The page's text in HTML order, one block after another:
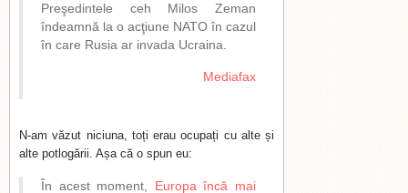
Preşedintele ceh Milos Zeman
îndeamnă la o acţiune NATO în cazul
în care Rusia ar invada Ucraina.
Mediafax
N-am văzut niciuna, toți erau ocupați cu alte și
alte potlogării. Așa că o spun eu:
În acest moment, Europa încă mai